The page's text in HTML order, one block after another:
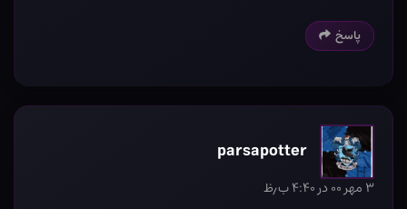
پاسخ
parsapotter
۳ مهر ۰۰ در ۴:۴۰ ب٫ظ